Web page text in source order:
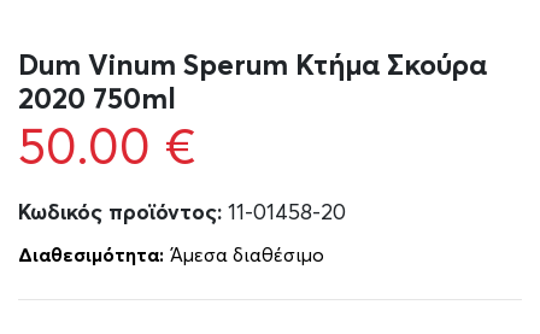
Dum Vinum Sperum Κτήμα Σκούρα
2020 750ml
50.00 €
Κωδικός προϊόντος: 11-01458-20
Διαθεσιμότητα: Άμεσα διαθέσιμο